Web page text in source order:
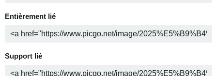
Entièrement lié
Support lié